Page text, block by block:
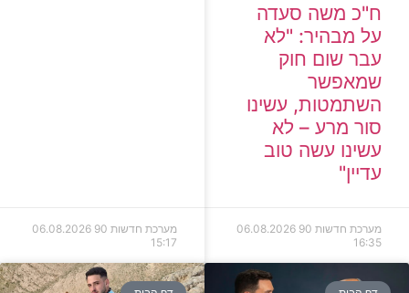
ח"כ משה סעדה
על מבהיר: "לא
עבר שום חוק
שמאפשר
השתמטות, עשינו
סור מרע – לא
עשינו עשה טוב
עדיין"
מערכת חדשות 90
06.08.2026
16:35
מערכת חדשות 90
06.08.2026
15:17